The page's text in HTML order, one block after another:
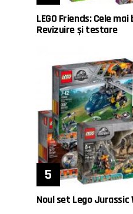
LEGO Friends: Cele
Revizuire și testare
Noul set Lego